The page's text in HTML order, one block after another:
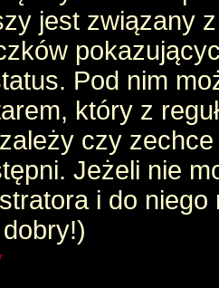
jest związany
Pod nim
który z
czy
Jeżeli nie
i do